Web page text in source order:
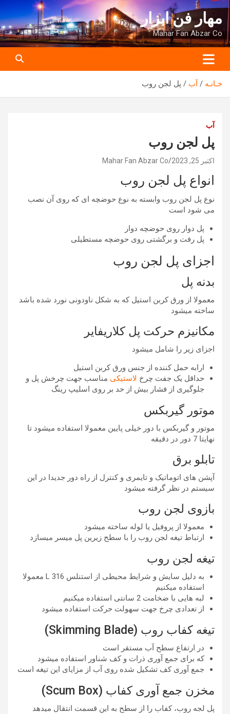
به
محتوا
برویدمهار فن ابزار
Mahar Fan Abzar Co
خـانـه آب پل لجن روب
آب
پل لجن روب
اکتبر 25, 2023 Mahar Fan Abzar Co
انواع پل لجن روب
نوع پل لجن روب وابسته به نوع حوضچه ای که روی آن نصب
می شود است
پل دوار روی حوضچه دوار
پل رفت و برگشتی روی حوضچه مستطیلی
اجزای پل لجن روب
بدنه پل
معمولا از ورق کربن استیل که به شکل ناودونی نورد شده باشد
ساخته میشود
مکانیزم حرکت پل کلاریفایر
اجزای زیر را شامل میشود
ارابه حمل کننده از جنس ورق کربن استیل
حداقل یک جفت چرخ لاستیکی مناسب جهت چرخش پل و
جلوگیری از فشار بیش از حد بر روی اسلیپ رینگ
موتور گیربکس
موتور و گیربکس با دور خیلی پایین معمولا استفاده میشود تا
نهایتا 7 دور در دقیقه
تابلو برق
آپشن های اتوماتیک و تایمری و کنترل از راه دور جدیدا در این
سیستم در نظر گرفته میشود
بازوی لجن روب
معمولا از پروفیل یا لوله ساخته میشود
ارتباط تیغه لجن روب را با سطح زیرین پل میسر میسازد
تیغه لجن روب
به دلیل سایش و شرایط محیطی از استنلس 316 L معمولا
استفاده میکنیم
لبه هایی با ضخامت 2 سانتی استفاده میکنیم
از تعدادی چرخ جهت سهولت حرکت استفاده میشود
تیغه کفاب روب (Skimming Blade)
در ارتفاع سطح آب مستقر است
که برای جمع آوری ذرات و کف شناور استفاده میشود
جمع آوری کف تشکیل شده روی آب از مزایای این تیغه است
مخزن جمع آوری کفاب (Scum Box)
پل لجه روب، کفاب را از سطح به این قسمت انتقال میدهد